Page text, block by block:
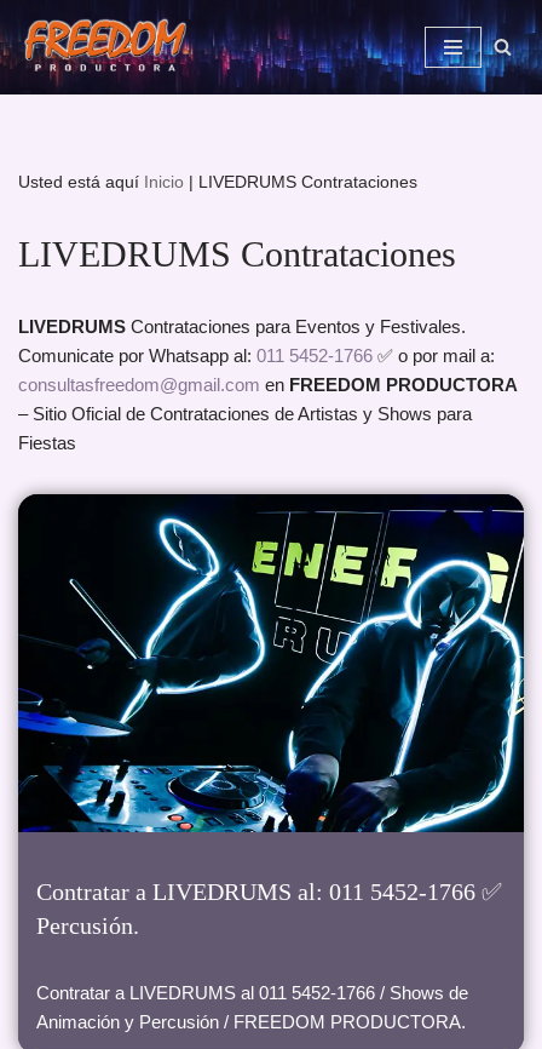
Saltar
al
Usted está aquí Inicio | LIVEDRUMS Contrataciones
LIVEDRUMS Contrataciones
LIVEDRUMS Contrataciones para Eventos y Festivales.
Comunicate por Whatsapp al: 011 5452-1766 ✅ o por mail a:
consultasfreedom@gmail.com en FREEDOM PRODUCTORA
– Sitio Oficial de Contrataciones de Artistas y Shows para
Fiestas
Contratar a LIVEDRUMS al: 011 5452-1766 ✅
Percusión.
Contratar a LIVEDRUMS al 011 5452-1766 / Shows de
Animación y Percusión / FREEDOM PRODUCTORA.